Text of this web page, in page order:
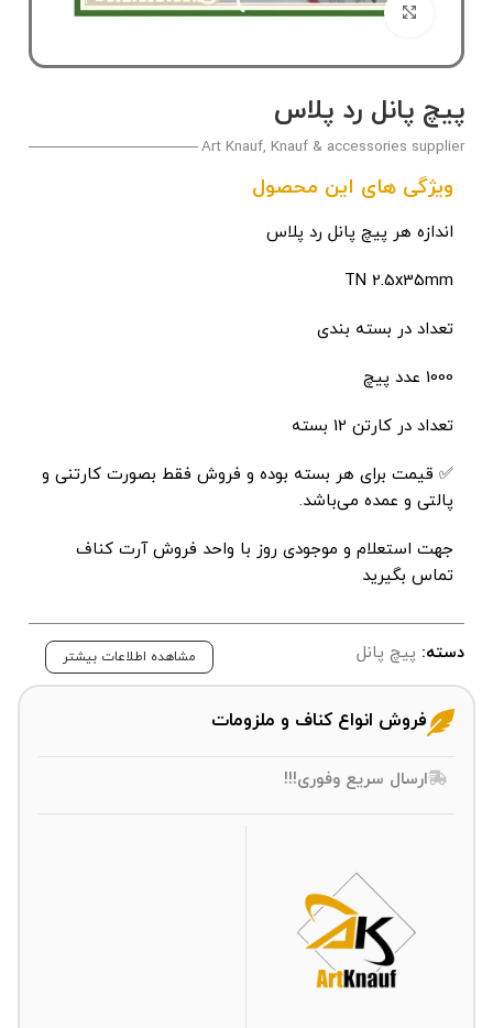
بزرگنمایی تصویر
پیچ پانل رد پلاس
Art Knauf, Knauf & accessories supplier
ویژگی های این محصول
اندازه هر پیچ پانل رد پلاس
TN 2.5x35mm
تعداد در بسته بندی
1000 عدد پیچ
تعداد در کارتن 12 بسته
✅ قیمت برای هر بسته بوده و فروش فقط بصورت کارتنی و
پالتی و عمده می‌باشد.
جهت استعلام و موجودی روز با واحد فروش آرت کناف
تماس بگیرید
دسته: پیچ پانل مشاهده اطلاعات بیشتر
فروش انواع کناف و ملزومات
ارسال سریع وفوری!!!